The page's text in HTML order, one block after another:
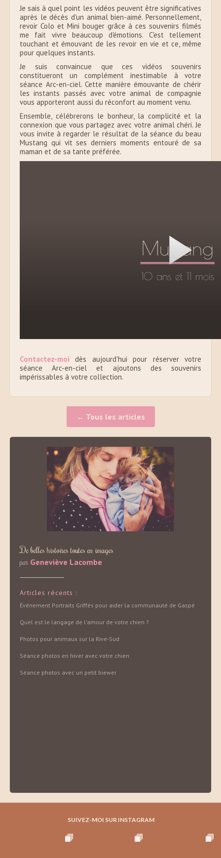
Je sais à quel point les vidéos peuvent être significatives
après le décès d'un animal bien-aimé. Personnellement,
revoir Colo et Mini bouger grâce à ces souvenirs filmés
me fait vivre beaucoup d'émotions. C'est tellement
touchant et émouvant de les revoir en vie et ce, même
pour quelques instants.
Je suis convaincue que ces vidéos souvenirs
constitueront un complément inestimable à votre
séance Arc-en-ciel. Cette manière émouvante de chérir
les instants passés avec votre animal de compagnie
vous apporteront aussi du réconfort au moment venu.
Ensemble, célébrerons le bonheur, la complicité et la
connexion que vous partagez avec votre animal chéri. Je
vous invite à regarder le résultat de la séance du beau
Mustang qui vit ses derniers moments entouré de sa
maman et de sa tante préférée.
Contactez-moi dès aujourd'hui pour réserver votre
séance Arc-en-ciel et ajoutons des souvenirs
impérissables à votre collection.
← Tous les articles
De belles histoires toutes en images
par Geneviève Lacombe
Articles récents :
Événement Portraits Griffés pour aider la communauté de Gaspé
Quel est le langage de l'amour de votre chien ?
Photos pour animaux sur la Rive-Sud
Séance photos en hiver avec votre chien
Séance photos avec un petit biewer
SUIVEZ-MOI SUR INSTAGRAM